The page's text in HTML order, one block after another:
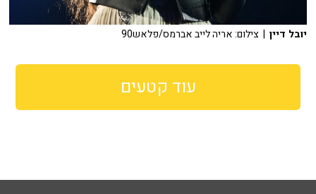
יובל דיין | צילום: אריה לייב אברמס/פלאש90
עוד קטעים